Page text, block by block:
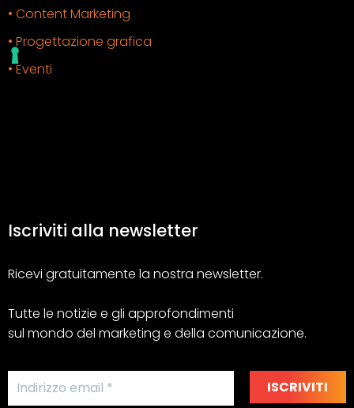
• Content Marketing
• Progettazione grafica
• Eventi
Iscriviti alla newsletter
Ricevi gratuitamente la nostra newsletter.
Tutte le notizie e gli approfondimenti
sul mondo del marketing e della comunicazione.